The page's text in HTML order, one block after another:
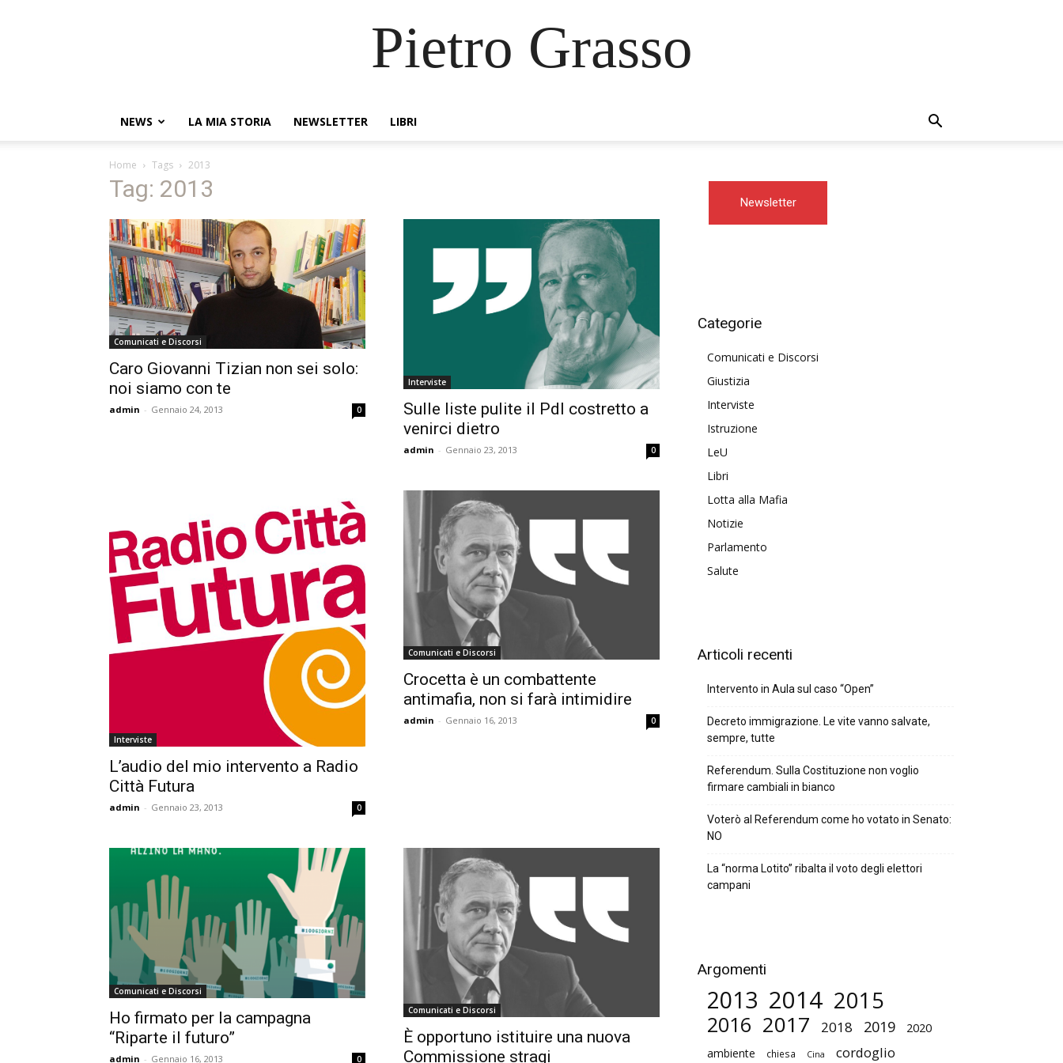
Pietro Grasso
NEWS LA MIA STORIA NEWSLETTER LIBRI
Home Tags 2013
Tag: 2013
Comunicati e Discorsi
Caro Giovanni Tizian non sei solo:
noi siamo con te
admin - Gennaio 24, 2013 0
Interviste
Sulle liste pulite il Pdl costretto a
venirci dietro
admin - Gennaio 23, 2013 0
Interviste
L’audio del mio intervento a Radio
Città Futura
admin - Gennaio 23, 2013 0
Comunicati e Discorsi
Crocetta è un combattente
antimafia, non si farà intimidire
admin - Gennaio 16, 2013 0
Comunicati e Discorsi
Ho firmato per la campagna
“Riparte il futuro”
admin - Gennaio 16, 2013 0
Comunicati e Discorsi
È opportuno istituire una nuova
Commissione stragi
Newsletter
Categorie
Comunicati e Discorsi
Giustizia
Interviste
Istruzione
LeU
Libri
Lotta alla Mafia
Notizie
Parlamento
Salute
Articoli recenti
Intervento in Aula sul caso “Open”
Decreto immigrazione. Le vite vanno salvate,
sempre, tutte
Referendum. Sulla Costituzione non voglio
firmare cambiali in bianco
Voterò al Referendum come ho votato in Senato:
NO
La “norma Lotito” ribalta il voto degli elettori
campani
Argomenti
2013 2014 2015
2016 2017 2018 2019 2020
ambiente chiesa Cina
cordoglio